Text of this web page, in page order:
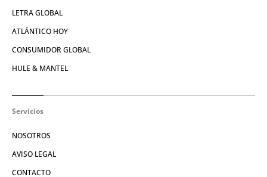
LETRA GLOBAL
ATLÁNTICO HOY
CONSUMIDOR GLOBAL
HULE & MANTEL
Servicios
NOSOTROS
AVISO LEGAL
CONTACTO